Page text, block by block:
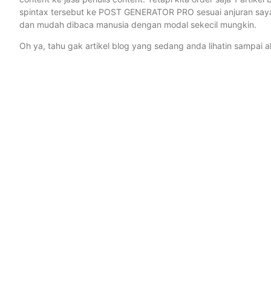
spintax tersebut ke POST GENERATOR PRO sesuai anjuran
dan mudah dibaca manusia dengan modal sekecil mungkin.
Oh ya, tahu gak artikel blog yang sedang anda lihatin sampai